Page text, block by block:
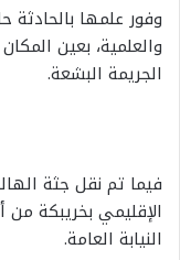
وفور علمها بالحادثة
والعلمية، بعين
الجريمة البشعة.
فيما تم نقل جثة
الإقليمي بخريبكة
النيابة العامة.